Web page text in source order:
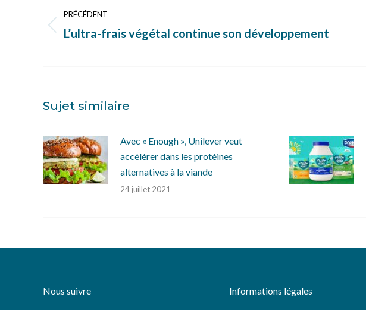
article
PRÉCÉDENT
Article
L’ultra-frais végétal continue son développement
Sujet similaire
Avec « Enough », Unilever veut
accélérer dans les protéines
alternatives à la viande
24 juillet 2021
Nous suivre Informations légales